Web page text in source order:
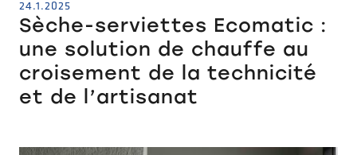
24.1.2025
Sèche-serviettes Ecomatic :
une solution de chauffe au
croisement de la technicité
et de l’artisanat